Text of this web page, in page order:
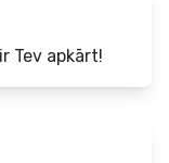
Tev apkārt!